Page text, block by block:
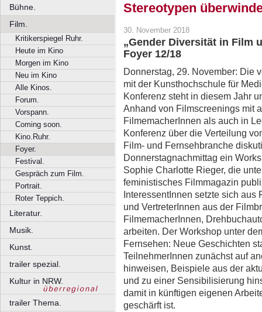
Bühne.
Film.
Kritikerspiegel Ruhr.
Heute im Kino
Morgen im Kino
Neu im Kino
Alle Kinos.
Forum.
Vorspann.
Coming soon.
Kino.Ruhr.
Foyer.
Festival.
Gespräch zum Film.
Portrait.
Roter Teppich.
Literatur.
Musik.
Kunst.
trailer spezial.
Kultur in NRW.
trailer Thema.
Stereotypen
30. November 2018
„Gender Diversität in Film
Foyer 12/18
Donnerstag, 29. November: Die
mit der Kunsthochschule für
Konferenz steht in diesem Jahr
Anhand von Filmscreenings mit
FilmemacherInnen als auch in
Konferenz über die Verteilung
Film- und Fernsehbranche
Donnerstagnachmittag ein
Sophie Charlotte Rieger, die
feministisches Filmmagazin
InteressentInnen setzte sich
und VertreterInnen aus der
FilmemacherInnen,
arbeiten. Der Workshop unter
Fernsehen: Neue Geschichten
TeilnehmerInnen zunächst auf
hinweisen, Beispiele aus der
und zu einer Sensibilisierung
damit in künftigen eigenen
geschärft ist.